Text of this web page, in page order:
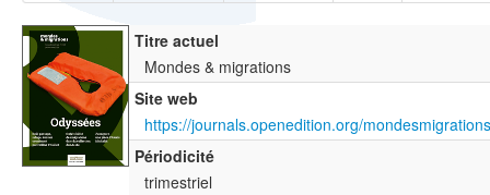
Titre actuel
Mondes & migrations
Site web
https://journals.openedition.org/
Périodicité
trimestriel